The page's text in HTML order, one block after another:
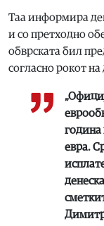
Таа информира
и со претходно
обврската бил
согласно рокот
година
евра.